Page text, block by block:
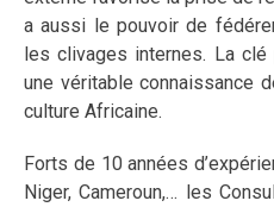
a aussi le pouvoir de
les clivages internes. La clé
une véritable connaissance
culture Africaine.
Forts de 10 années
Niger, Cameroun,… les